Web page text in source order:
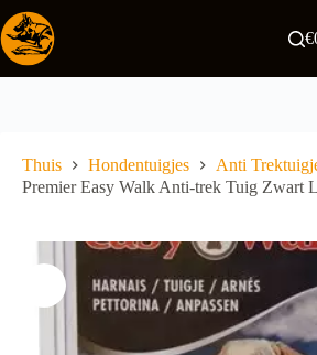
naar
de
inhoud
€
Thuis Hondentuigjes
Anti
Premier Easy Walk Anti-trek Tuig Zwart L